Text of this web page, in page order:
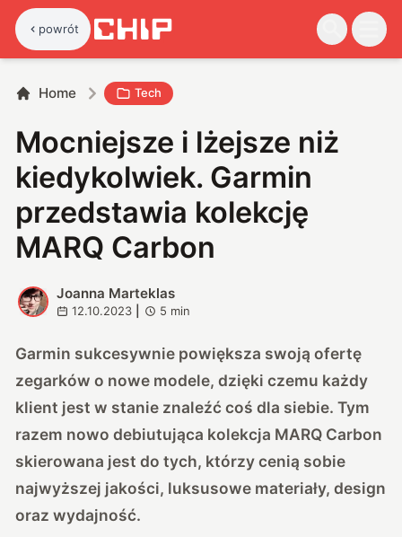
powrót
Home Tech
Mocniejsze i lżejsze niż
kiedykolwiek. Garmin
przedstawia kolekcję
MARQ Carbon
J
Joanna Marteklas
12.10.2023 5 min
Garmin sukcesywnie powiększa swoją ofertę
zegarków o nowe modele, dzięki czemu każdy
klient jest w stanie znaleźć coś dla siebie. Tym
razem nowo debiutująca kolekcja MARQ Carbon
skierowana jest do tych, którzy cenią sobie
najwyższej jakości, luksusowe materiały, design
oraz wydajność.